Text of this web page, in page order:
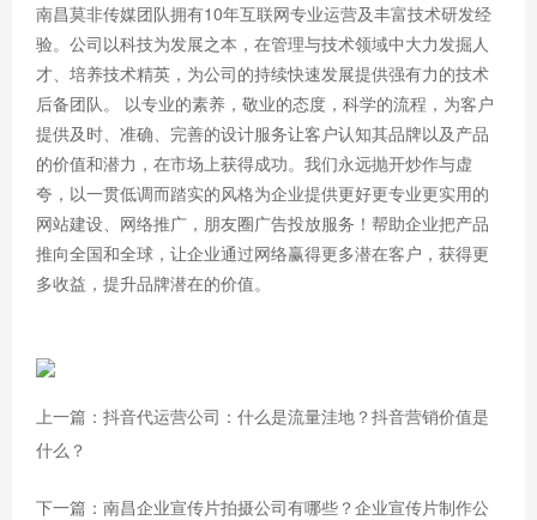
南昌莫非传媒团队拥有10年互联网专业运营及丰富技术研发经
验。公司以科技为发展之本，在管理与技术领域中大力发掘人
才、培养技术精英，为公司的持续快速发展提供强有力的技术
后备团队。 以专业的素养，敬业的态度，科学的流程，为客户
提供及时、准确、完善的设计服务让客户认知其品牌以及产品
的价值和潜力，在市场上获得成功。我们永远抛开炒作与虚
夸，以一贯低调而踏实的风格为企业提供更好更专业更实用的
网站建设、网络推广，朋友圈广告投放服务！帮助企业把产品
推向全国和全球，让企业通过网络赢得更多潜在客户，获得更
多收益，提升品牌潜在的价值。
上一篇：抖音代运营公司：什么是流量洼地？抖音营销价值是
什么？
下一篇：南昌企业宣传片拍摄公司有哪些？企业宣传片制作公